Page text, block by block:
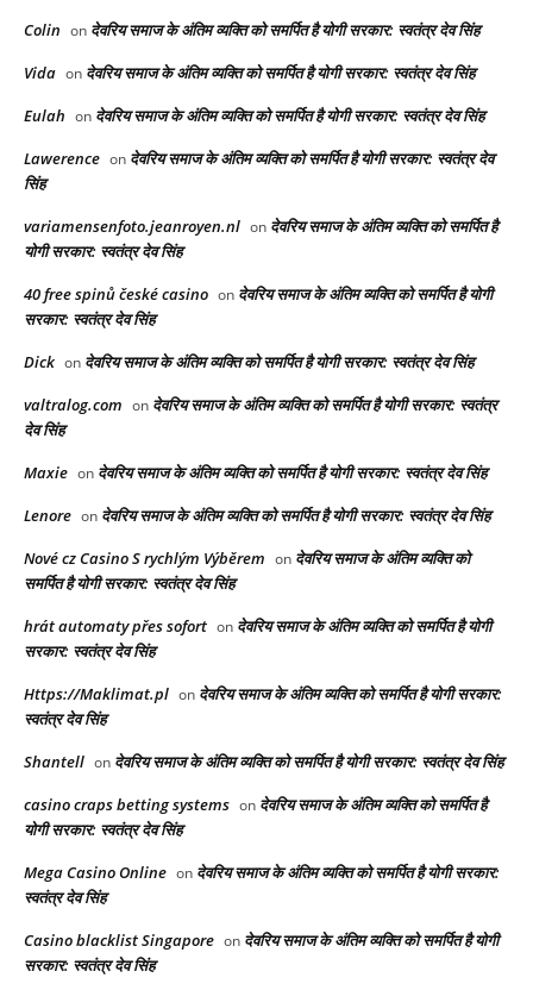
Colin on देवरिय समाज के अंतिम व्यक्ति को समर्पित है योगी सरकार: स्वतंत्र देव सिंह
Vida on देवरिय समाज के अंतिम व्यक्ति को समर्पित है योगी सरकार: स्वतंत्र देव सिंह
Eulah on देवरिय समाज के अंतिम व्यक्ति को समर्पित है योगी सरकार: स्वतंत्र देव सिंह
Lawerence on देवरिय समाज के अंतिम व्यक्ति को समर्पित है योगी सरकार: स्वतंत्र देव
सिंह
variamensenfoto.jeanroyen.nl on देवरिय समाज के अंतिम व्यक्ति को समर्पित है
योगी सरकार: स्वतंत्र देव सिंह
40 free spinů české casino on देवरिय समाज के अंतिम व्यक्ति को समर्पित है योगी
सरकार: स्वतंत्र देव सिंह
Dick on देवरिय समाज के अंतिम व्यक्ति को समर्पित है योगी सरकार: स्वतंत्र देव सिंह
valtralog.com on देवरिय समाज के अंतिम व्यक्ति को समर्पित है योगी सरकार: स्वतंत्र
देव सिंह
Maxie on देवरिय समाज के अंतिम व्यक्ति को समर्पित है योगी सरकार: स्वतंत्र देव सिंह
Lenore on देवरिय समाज के अंतिम व्यक्ति को समर्पित है योगी सरकार: स्वतंत्र देव सिंह
Nové cz Casino S rychlým Výběrem on देवरिय समाज के अंतिम व्यक्ति को
समर्पित है योगी सरकार: स्वतंत्र देव सिंह
hrát automaty přes sofort on देवरिय समाज के अंतिम व्यक्ति को समर्पित है योगी
सरकार: स्वतंत्र देव सिंह
Https://Maklimat.pl on देवरिय समाज के अंतिम व्यक्ति को समर्पित है योगी सरकार:
स्वतंत्र देव सिंह
Shantell on देवरिय समाज के अंतिम व्यक्ति को समर्पित है योगी सरकार: स्वतंत्र देव सिंह
casino craps betting systems on देवरिय समाज के अंतिम व्यक्ति को समर्पित है
योगी सरकार: स्वतंत्र देव सिंह
Mega Casino Online on देवरिय समाज के अंतिम व्यक्ति को समर्पित है योगी सरकार:
स्वतंत्र देव सिंह
Casino blacklist Singapore on देवरिय समाज के अंतिम व्यक्ति को समर्पित है योगी
सरकार: स्वतंत्र देव सिंह